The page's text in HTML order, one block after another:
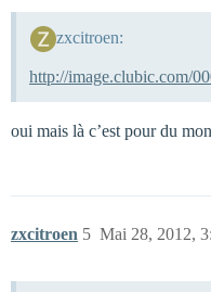
zxcitroen:
http://image.clubic.com/
oui mais là c’est pour du
zxcitroen Mai 28, 2012,
5